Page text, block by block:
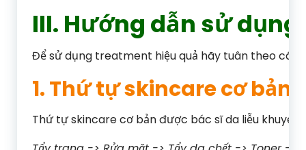
III. Hướng dẫn sử
Để sử dụng treatment hiệu quả hãy tuân theo các
1. Thứ tự skincare cơ bản
Thứ tự skincare cơ bản được bác sĩ da liễu khuyên